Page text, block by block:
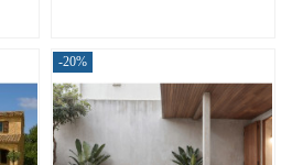
-20%